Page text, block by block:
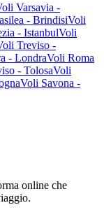
Varsavia -
- BrindisiVoli
- IstanbulVoli
Treviso -
- LondraVoli Roma
- TolosaVoli
Voli Savona -
online che